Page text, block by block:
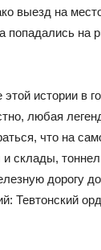
выезд на
на
истории в
любая
что на
склады,
дорогу
Тевтонский